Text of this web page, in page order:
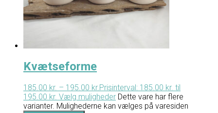
Kvætseforme
185.00 kr. – 195.00 kr.Prisinterval: 185.00 kr. til
195.00 kr. Vælg muligheder Dette vare har flere
varianter. Mulighederne kan vælges på varesiden